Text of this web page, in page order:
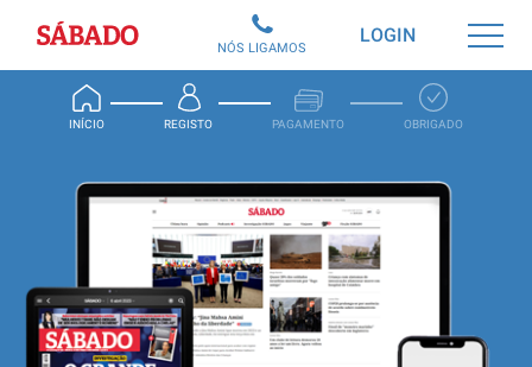
Sábado
INÍCIO REGISTO PAGAMENTO OBRIGADO
LOGIN
NÓS LIGAMOS